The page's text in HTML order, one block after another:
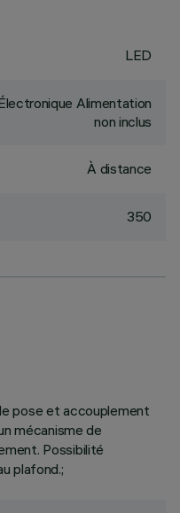
LED
Alimentation
non inclus
À distance
350
pose et accouplement
mécanisme de
Possibilité
plafond.;